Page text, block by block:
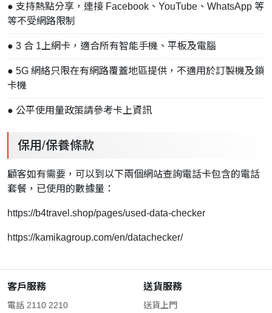
● 支持熱點分享，連接 Facebook、YouTube、WhatsApp 等
等不受網路限制
● 3 合 1上網卡，適合所有智能手機、平板及電腦
● 5G 網絡只限在有網路覆蓋地區提供，不適用於訂製機及鎖
卡機
● 公平使用量政策請參考卡上資訊
保用/保養條款
顧客如有需要，可以到以下兩個網站查詢電話卡包含的電話
套餐，已使用的數據量：
https://b4travel.shop/pages/used-data-checker
https://kamikagroup.com/en/datachecker/
客戶服務
電話 2110 2210
送貨服務
送貨上門